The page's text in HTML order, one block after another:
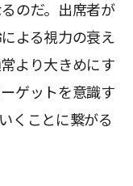
のだ。出席者が
よる視力の衰え
より大きめにす
ゲットを意識す
くことに繋がる